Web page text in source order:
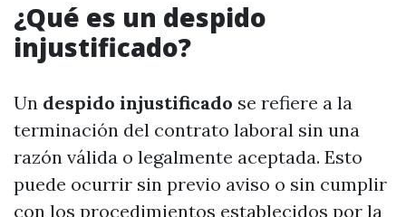
¿Qué es un despido
injustificado?
Un despido injustificado se refiere a la
terminación del contrato laboral sin una
razón válida o legalmente aceptada. Esto
puede ocurrir sin previo aviso o sin cumplir
con los procedimientos establecidos por la